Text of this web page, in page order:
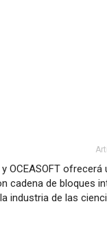
OCEASOFT ofrecerá
cadena de bloques
la industria de las